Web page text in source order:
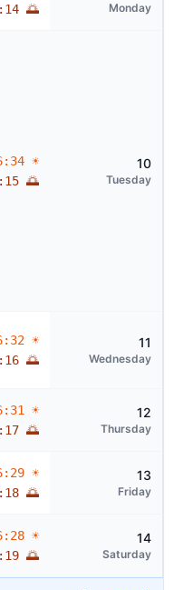
Monday
🌅 18:14
10
Tuesday
☀ 06:34
🌅 18:15
11
Wednesday
☀ 06:32
🌅 18:16
12
Thursday
☀ 06:31
🌅 18:17
13
Friday
☀ 06:29
🌅 18:18
14
Saturday
☀ 06:28
🌅 18:19